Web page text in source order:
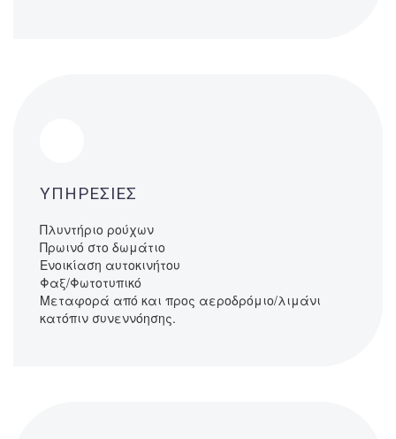
ΥΠΗΡΕΣΙΕΣ
Πλυντήριο ρούχων
Πρωινό στο δωμάτιο
Ενοικίαση αυτοκινήτου
Φαξ/Φωτοτυπικό
Mεταφορά από και προς αεροδρόμιο/λιμάνι
κατόπιν συνεννόησης.